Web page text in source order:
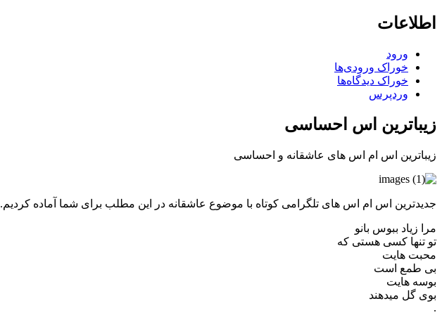
اطلاعات
ورود
خوراک ورودی‌ها
خوراک دیدگاه‌ها
وردپرس
زیباترین اس احساسی
زیباترین اس ام اس های عاشقانه و احساسی
جدیدترین اس ام اس های تلگرامی کوتاه با موضوع عاشقانه در این مطلب برای شما آماده کردیم.
مرا زیاد ببوس بانو
تو تنها کسی هستی که
محبت هایت
بی طمع است
بوسه هایت
بوی گل میدهند
.